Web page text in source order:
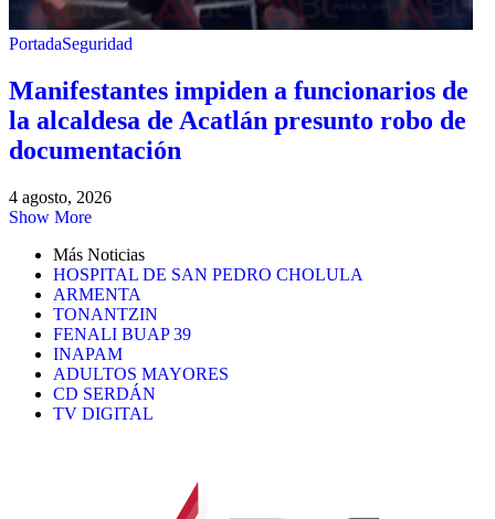
PortadaSeguridad
Manifestantes impiden a funcionarios de
la alcaldesa de Acatlán presunto robo de
documentación
4 agosto, 2026
Show More
Más Noticias
HOSPITAL DE SAN PEDRO CHOLULA
ARMENTA
TONANTZIN
FENALI BUAP 39
INAPAM
ADULTOS MAYORES
CD SERDÁN
TV DIGITAL